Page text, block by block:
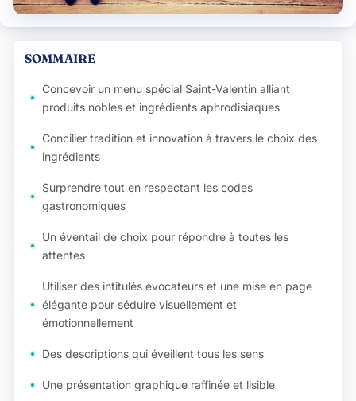
SOMMAIRE
Concevoir un menu spécial Saint-Valentin alliant
produits nobles et ingrédients aphrodisiaques
Concilier tradition et innovation à travers le choix des
ingrédients
Surprendre tout en respectant les codes
gastronomiques
Un éventail de choix pour répondre à toutes les
attentes
Utiliser des intitulés évocateurs et une mise en page
élégante pour séduire visuellement et
émotionnellement
Des descriptions qui éveillent tous les sens
Une présentation graphique raffinée et lisible